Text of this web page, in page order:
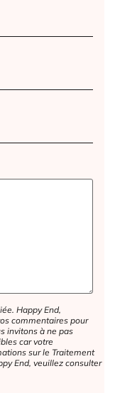
Happy End,
commentaires pour
invitons à ne pas
car votre
sur le Traitement
End, veuillez consulter